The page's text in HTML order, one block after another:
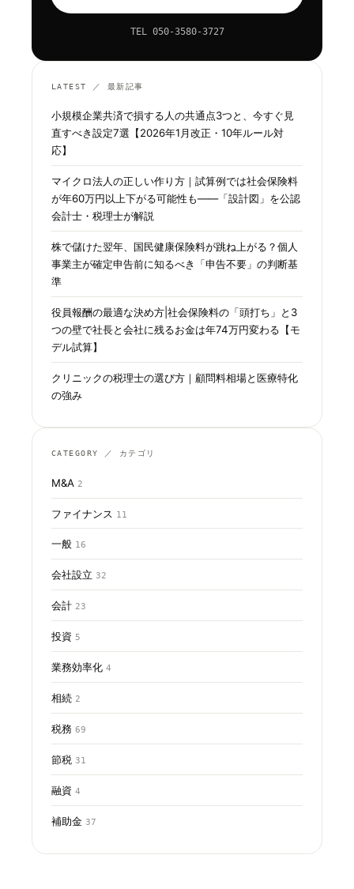
TEL 050-3580-3727
LATEST ／ 最新記事
小規模企業共済で損する人の共通点3つと、今すぐ見
直すべき設定7選【2026年1月改正・10年ルール対
応】
マイクロ法人の正しい作り方｜試算例では社会保険料
が年60万円以上下がる可能性も——「設計図」を公認
会計士・税理士が解説
株で儲けた翌年、国民健康保険料が跳ね上がる？個人
事業主が確定申告前に知るべき「申告不要」の判断基
準
役員報酬の最適な決め方|社会保険料の「頭打ち」と3
つの壁で社長と会社に残るお金は年74万円変わる【モ
デル試算】
クリニックの税理士の選び方｜顧問料相場と医療特化
の強み
CATEGORY ／ カテゴリ
M&A 2
ファイナンス 11
一般 16
会社設立 32
会計 23
投資 5
業務効率化 4
相続 2
税務 69
節税 31
融資 4
補助金 37